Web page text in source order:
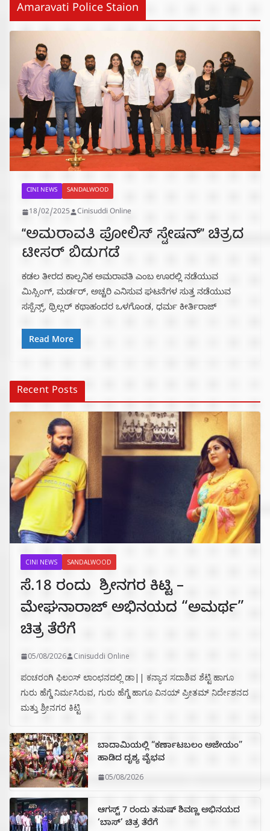
Amaravati Police Staion
CINI NEWS SANDALWOOD
18/02/2025 Cinisuddi Online
“ಅಮರಾವತಿ ಪೋಲಿಸ್ ಸ್ಟೇಷನ್” ಚಿತ್ರದ
ಟೀಸರ್ ಬಿಡುಗಡೆ
ಕಡಲ ತೀರದ ಕಾಲ್ಪನಿಕ ಅಮರಾವತಿ ಎಂಬ ಊರಲ್ಲಿ ನಡೆಯುವ
ಮಿಸ್ಸಿಂಗ್, ಮರ್ಡರ್, ಅಚ್ಚರಿ ಎನಿಸುವ ಘಟನೆಗಳ ಸುತ್ತ ನಡೆಯುವ
ಸಸ್ಪೆನ್ಸ್, ಥ್ರಿಲ್ಲರ್ ಕಥಾಹಂದರ ಒಳಗೊಂಡ, ಧರ್ಮ ಕೀರ್ತಿರಾಜ್
Read More
Recent Posts
CINI NEWS SANDALWOOD
ಸೆ.18 ರಂದು ಶ್ರೀನಗರ ಕಿಟ್ಟಿ –
ಮೇಘನಾರಾಜ್ ಅಭಿನಯದ “ಅಮರ್ಥ”
ಚಿತ್ರ ತೆರೆಗೆ
05/08/2026 Cinisuddi Online
ಪಂಚರಂಗಿ ಫಿಲಂಸ್ ಲಾಂಛನದಲ್ಲಿ ಡಾ|| ಕನ್ಯಾನ ಸದಾಶಿವ ಶೆಟ್ಟಿ ಹಾಗೂ
ಗುರು ಹೆಗ್ಡೆ ನಿರ್ಮಸಿರುವ, ಗುರು ಹೆಗ್ಡೆ ಹಾಗೂ ವಿನಯ್ ಪ್ರೀತಮ್ ನಿರ್ದೇಶನದ
ಮತ್ತು ಶ್ರೀನಗರ ಕಿಟ್ಟಿ
ಬಾದಾಮಿಯಲ್ಲಿ “ಕರ್ಣಾಟಬಲಂ ಅಜೇಯಂ”
ಹಾಡಿದ ದೃಶ್ಯ ವೈಭವ
05/08/2026
ಆಗಸ್ಟ್ 7 ರಂದು ತನುಷ್ ಶಿವಣ್ಣ ಅಭಿನಯದ
‘ಬಾಸ್’ ಚಿತ್ರ ತೆರೆಗೆ